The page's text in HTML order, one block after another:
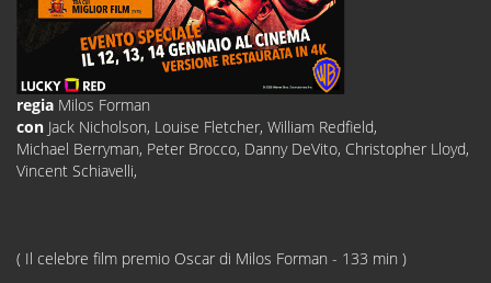
regia Milos Forman
con Jack Nicholson, Louise Fletcher, William Redfield,
Michael Berryman, Peter Brocco, Danny DeVito, Christopher Lloyd,
Vincent Schiavelli,
( Il celebre film premio Oscar di Milos Forman - 133 min )